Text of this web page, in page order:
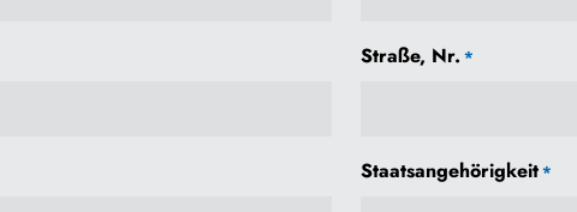
Straße, Nr. *
Staatsangehörigkeit*